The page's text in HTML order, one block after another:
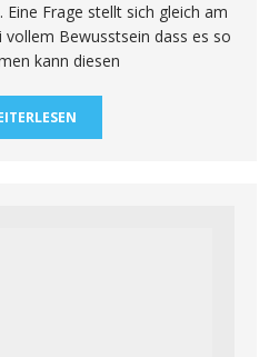
Frage stellt sich gleich am
Bewusstsein dass es so
kann diesen